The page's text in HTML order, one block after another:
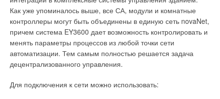
Как уже упоминалось выше, все СА, модули и комнатные
контроллеры могут быть объединены в единую сеть novaNet,
причем система EY3600 дает возможность контролировать и
менять параметры процессов из любой точки сети
автоматизации. Тем самым полностью решается задача
децентрализованного управления.
Для подключения к сети можно использовать: